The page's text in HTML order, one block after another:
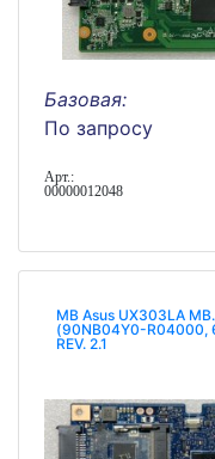
Базовая:
По запросу
Арт.:
00000012048
MB Asus UX303LA
(90NB04Y0-R04000,
REV. 2.1